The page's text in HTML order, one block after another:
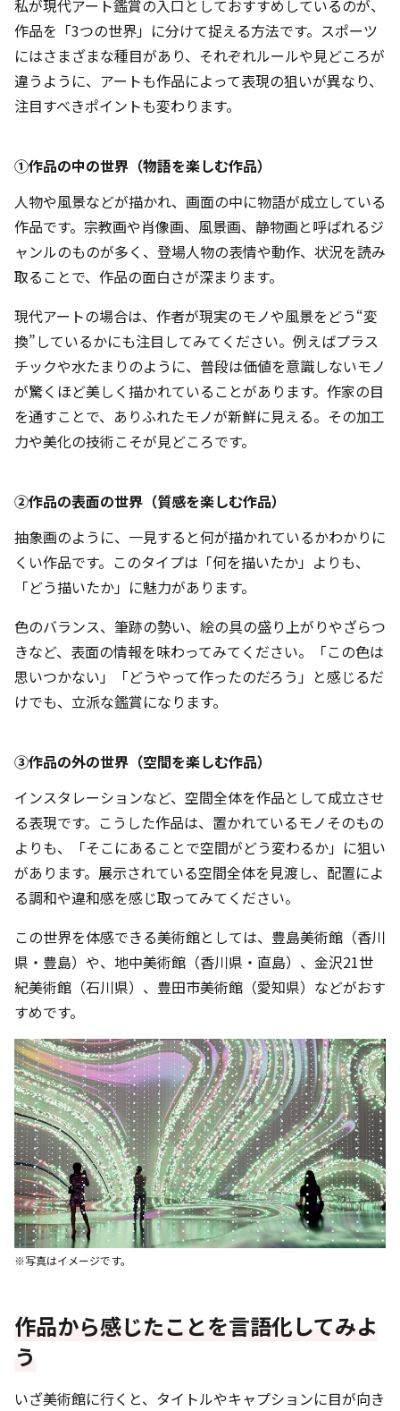
私が現代アート鑑賞の入口としておすすめしているのが、
作品を「3つの世界」に分けて捉える方法です。スポーツ
にはさまざまな種目があり、それぞれルールや見どころが
違うように、アートも作品によって表現の狙いが異なり、
注目すべきポイントも変わります。
①作品の中の世界（物語を楽しむ作品）
人物や風景などが描かれ、画面の中に物語が成立している
作品です。宗教画や肖像画、風景画、静物画と呼ばれるジ
ャンルのものが多く、登場人物の表情や動作、状況を読み
取ることで、作品の面白さが深まります。
現代アートの場合は、作者が現実のモノや風景をどう“変
換”しているかにも注目してみてください。例えばプラス
チックや水たまりのように、普段は価値を意識しないモノ
が驚くほど美しく描かれていることがあります。作家の目
を通すことで、ありふれたモノが新鮮に見える。その加工
力や美化の技術こそが見どころです。
②作品の表面の世界（質感を楽しむ作品）
抽象画のように、一見すると何が描かれているかわかりに
くい作品です。このタイプは「何を描いたか」よりも、
「どう描いたか」に魅力があります。
色のバランス、筆跡の勢い、絵の具の盛り上がりやざらつ
きなど、表面の情報を味わってみてください。「この色は
思いつかない」「どうやって作ったのだろう」と感じるだ
けでも、立派な鑑賞になります。
③作品の外の世界（空間を楽しむ作品）
インスタレーションなど、空間全体を作品として成立させ
る表現です。こうした作品は、置かれているモノそのもの
よりも、「そこにあることで空間がどう変わるか」に狙い
があります。展示されている空間全体を見渡し、配置によ
る調和や違和感を感じ取ってみてください。
この世界を体感できる美術館としては、豊島美術館（香川
県・豊島）や、地中美術館（香川県・直島）、金沢21世
紀美術館（石川県）、豊田市美術館（愛知県）などがおす
すめです。
※写真はイメージです。
作品から感じたことを言語化してみよ
う
いざ美術館に行くと、タイトルやキャプションに目が向き